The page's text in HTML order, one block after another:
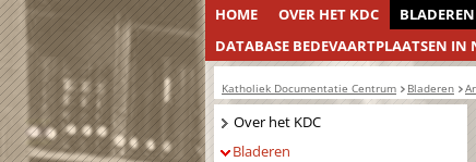
toegestaan
geweigerd.
HOME OVER HET KDC BLADEREN
DATABASE BEDEVAARTPLAATSEN IN
Katholiek Documentatie Centrum Bladeren
Navigatie
Over het KDC
Bladeren